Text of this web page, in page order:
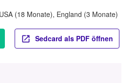
(18 Monate), England (3 Monate)
Sedcard als PDF öffnen